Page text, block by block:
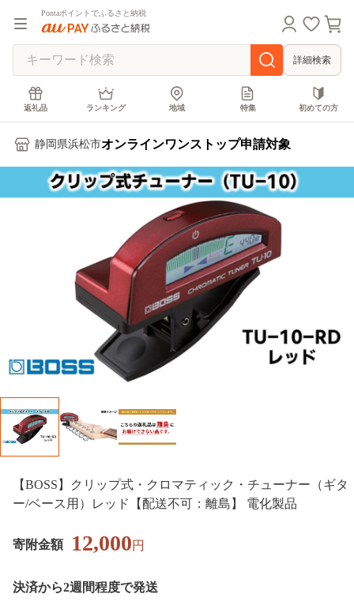
Pontaポイントでふるさと納税
詳細検索
返礼品 ランキング 地域 特集 初めての方
静岡県浜松市オンラインワンストップ申請対象
【BOSS】クリップ式・クロマティック・チューナー（ギタ
ー/ベース用）レッド【配送不可：離島】 電化製品
寄附金額 12,000円
決済から2週間程度で発送